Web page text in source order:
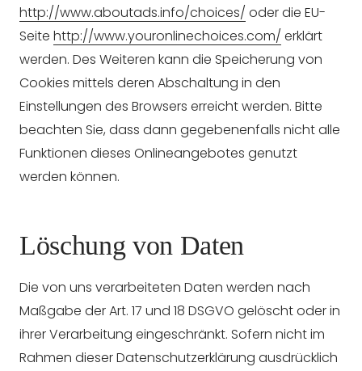
http://www.aboutads.info/choices/ oder die EU-
Seite http://www.youronlinechoices.com/ erklärt
werden. Des Weiteren kann die Speicherung von
Cookies mittels deren Abschaltung in den
Einstellungen des Browsers erreicht werden. Bitte
beachten Sie, dass dann gegebenenfalls nicht alle
Funktionen dieses Onlineangebotes genutzt
werden können.
Löschung von Daten
Die von uns verarbeiteten Daten werden nach
Maßgabe der Art. 17 und 18 DSGVO gelöscht oder in
ihrer Verarbeitung eingeschränkt. Sofern nicht im
Rahmen dieser Datenschutzerklärung ausdrücklich